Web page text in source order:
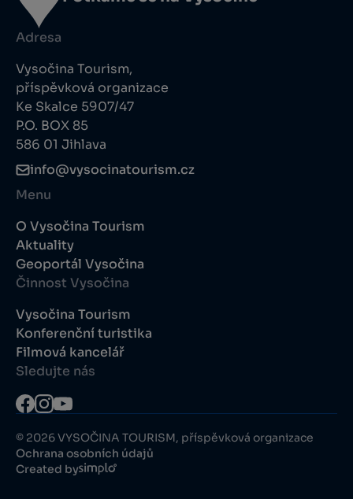
Adresa
Vysočina Tourism,
příspěvková organizace
Ke Skalce 5907/47
P.O. BOX 85
586 01 Jihlava
info@vysocinatourism.cz
Menu
O Vysočina Tourism
Aktuality
Geoportál Vysočina
Činnost Vysočina
Vysočina Tourism
Konferenční turistika
Filmová kancelář
Sledujte nás
© 2026 VYSOČINA TOURISM, příspěvková organizace
Ochrana osobních údajů
Created by